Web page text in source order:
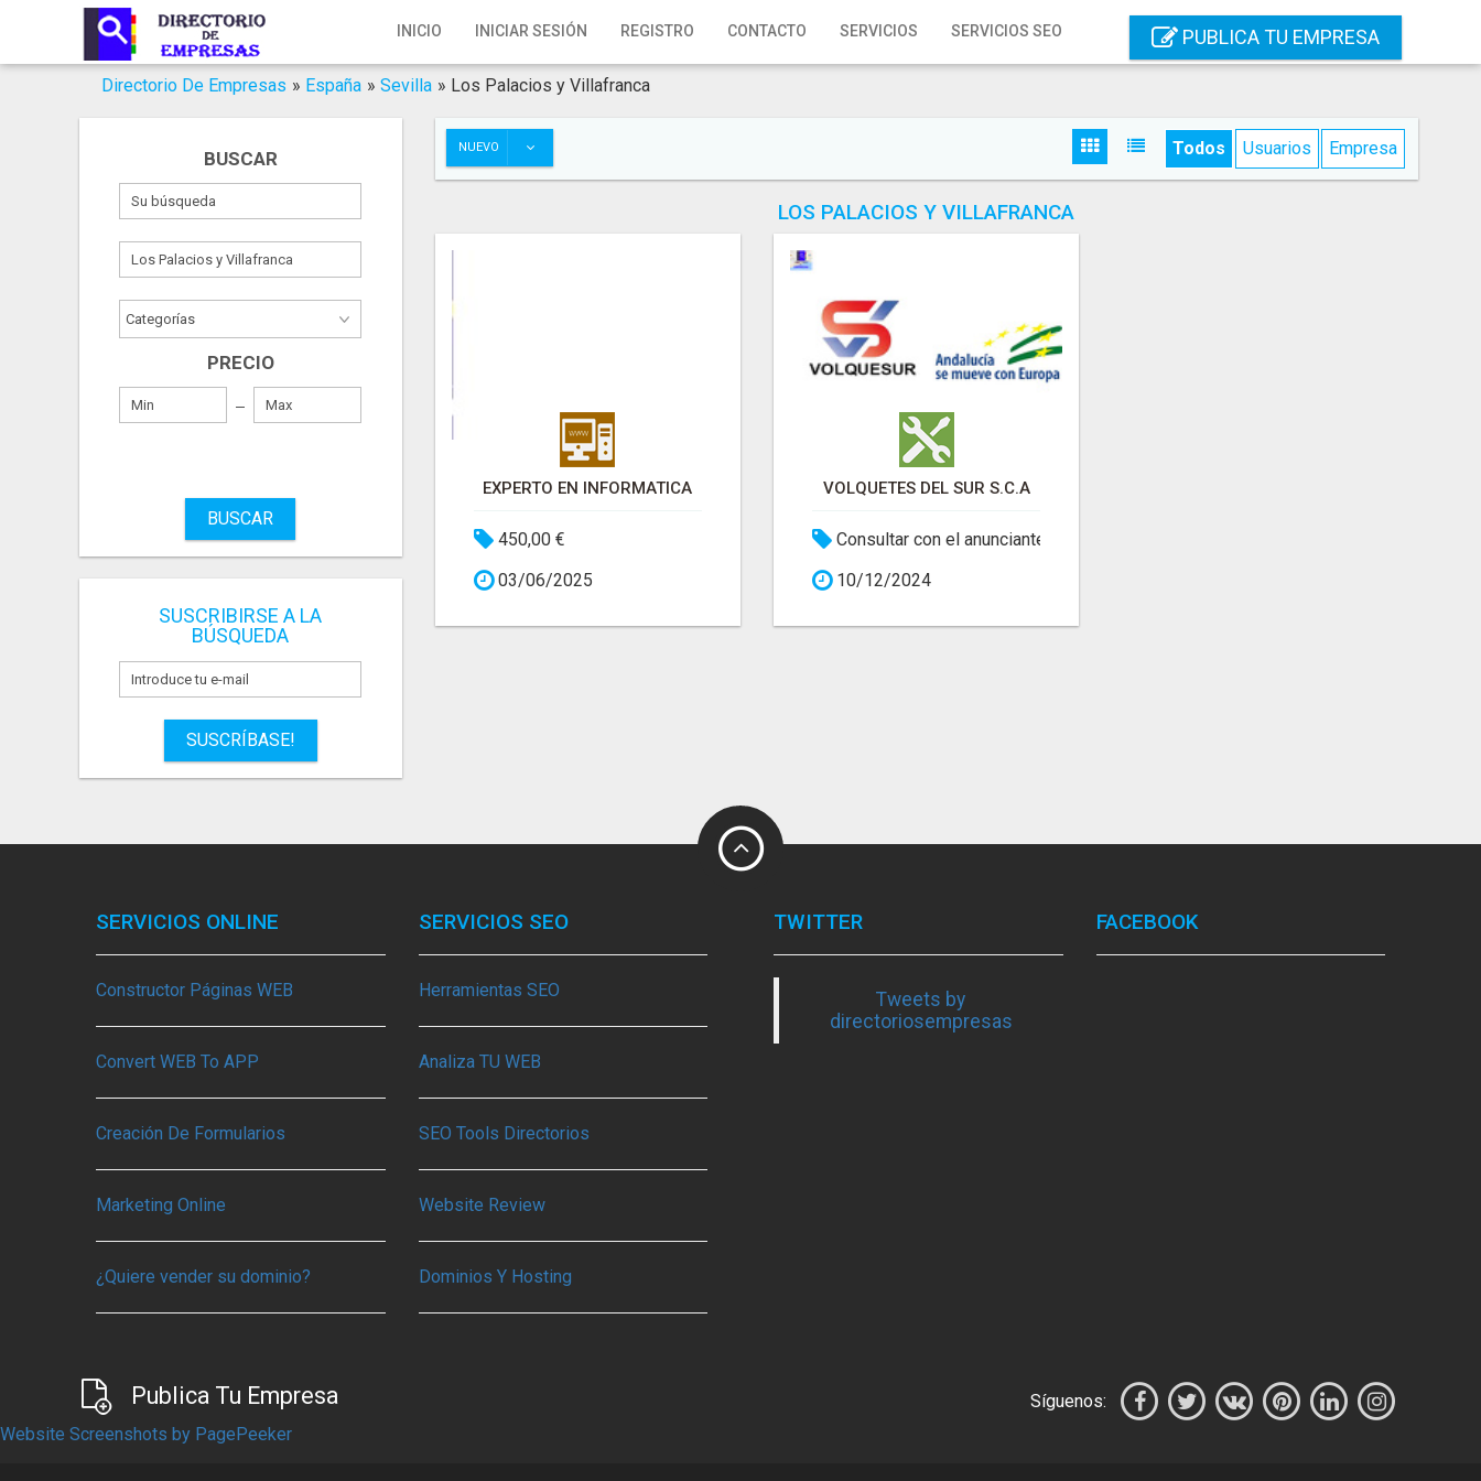
INICIO INICIAR SESIÓN REGISTRO CONTACTO SERVICIOS SERVICIOS SEO PUBLICA TU EMPRESA
Inicio
Iniciar Sesión
Servicios SEO
Publica Tu Empresa
Directorio De Empresas » España » Sevilla » Los Palacios y Villafranca
BUSCAR
PRECIO
BUSCAR
SUSCRIBIRSE A LA
BÚSQUEDA
SUSCRÍBASE!
NUEVO Todos Usuarios Empresa
LOS PALACIOS Y VILLAFRANCA
EXPERTO EN INFORMATICA
450,00 €
03/06/2025
VOLQUETES DEL SUR S.C.A
Consultar con el anunciante
10/12/2024
SERVICIOS ONLINE
Constructor Páginas WEB
Convert WEB To APP
Creación De Formularios
Marketing Online
¿Quiere vender su dominio?
SERVICIOS SEO
Herramientas SEO
Analiza TU WEB
SEO Tools Directorios
Website Review
Dominios Y Hosting
TWITTER
Tweets by
directoriosempresas
FACEBOOK
Publica Tu Empresa
Síguenos:
Website Screenshots by PagePeeker